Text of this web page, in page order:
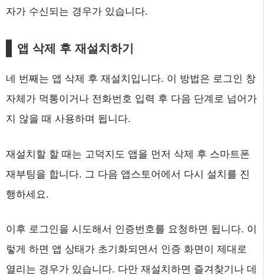
자가 수신되는 경우가 있습니다.
앱 삭제 후 재설치하기
네 번째는 앱 삭제 후 재설치입니다. 이 방법은 로그인 창
자체가 먹통이거나 전화번호 입력 후 다음 단계로 넘어가
지 않을 때 사용하며 됩니다.
재설치할 할 때는 고덕지도 앱을 먼저 삭제 후 스마트폰
재부팅을 합니다. 그 다음 앱스토어에서 다시 설치를 진
행하세요.
이후 로그인을 시도해서 인증번호를 요청하면 됩니다. 이
렇게 하면 앱 상태가 초기화되면서 인증 화면이 제대로
열리는 경우가 있습니다. 다만 재설치하면 즐겨찾기나 데